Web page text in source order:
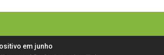
em junho